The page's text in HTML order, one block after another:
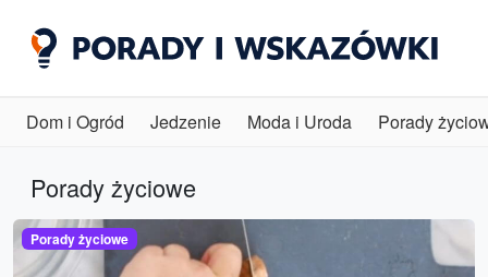
Dom i Ogród Jedzenie Moda i Uroda Porady
Porady życiowe
Porady życiowe